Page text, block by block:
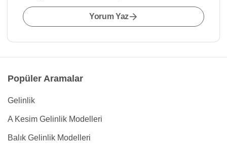
Yorum Yaz
Popüler Aramalar
Gelinlik
A Kesim Gelinlik Modelleri
Balık Gelinlik Modelleri